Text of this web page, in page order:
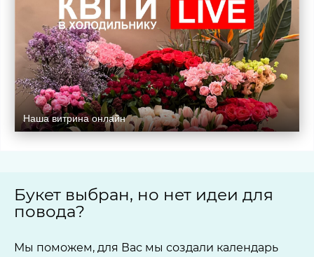
Наша витрина онлайн
Букет выбран, но нет идеи для
повода?
Мы поможем, для Вас мы создали календарь